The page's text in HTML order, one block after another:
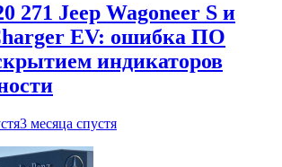
271 Jeep Wagoneer S и
EV: ошибка ПО
индикаторов
3 месяца спустя